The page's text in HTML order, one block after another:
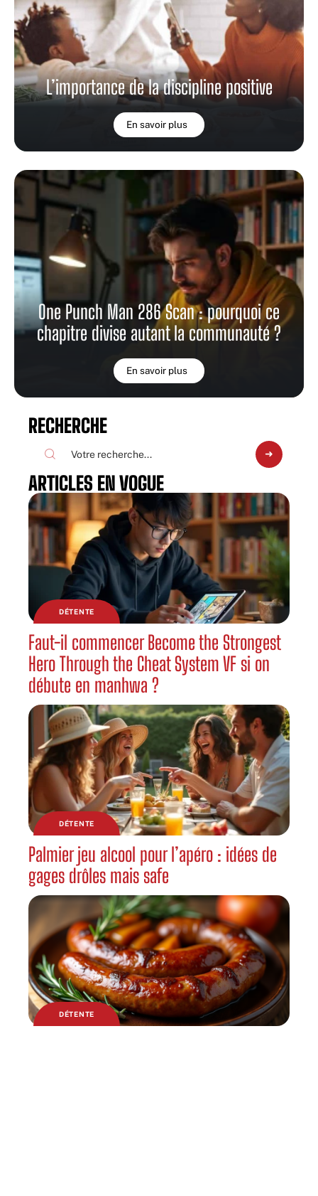
L’importance de la discipline positive
En savoir plus
One Punch Man 286 Scan : pourquoi ce
chapitre divise autant la communauté ?
En savoir plus
RECHERCHE
ARTICLES EN VOGUE
DÉTENTE
Faut-il commencer Become the Strongest
Hero Through the Cheat System VF si on
débute en manhwa ?
DÉTENTE
Palmier jeu alcool pour l’apéro : idées de
gages drôles mais safe
DÉTENTE